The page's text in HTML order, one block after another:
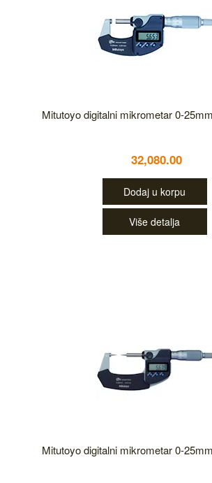
Mitutoyo digitalni mikrometar 0-
32,080.00
Dodaj u korpu
Više detalja
Mitutoyo digitalni mikrometar 0-